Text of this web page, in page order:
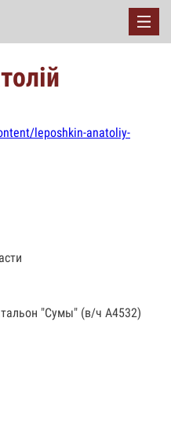
leposhkin-anatoliy-
"Сумы" (в/ч А4532)